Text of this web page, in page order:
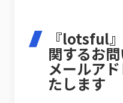
『lotsful
関するお
メールア
たします